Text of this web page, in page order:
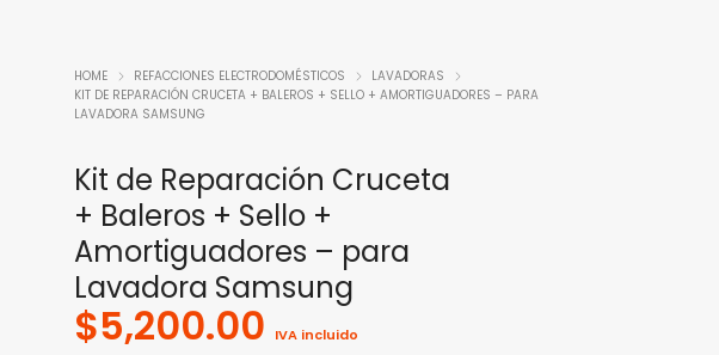
HOME REFACCIONES ELECTRODOMÉSTICOS
LAVADORAS
KIT DE REPARACIÓN CRUCETA + BALEROS + SELLO + AMORTIGUADORES – PARA
LAVADORA SAMSUNG
Kit de Reparación Cruceta
+ Baleros + Sello +
Amortiguadores – para
Lavadora Samsung
$5,200.00 IVA incluido